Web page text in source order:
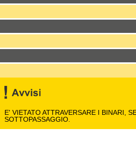
E' VIETATO ATTRAVERSARE I BINARI,
SOTTOPASSAGGIO.